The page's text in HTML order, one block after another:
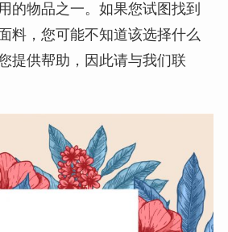
的物品之一。如果您试图找到
料，您可能不知道该选择什么
提供帮助，因此请与我们联